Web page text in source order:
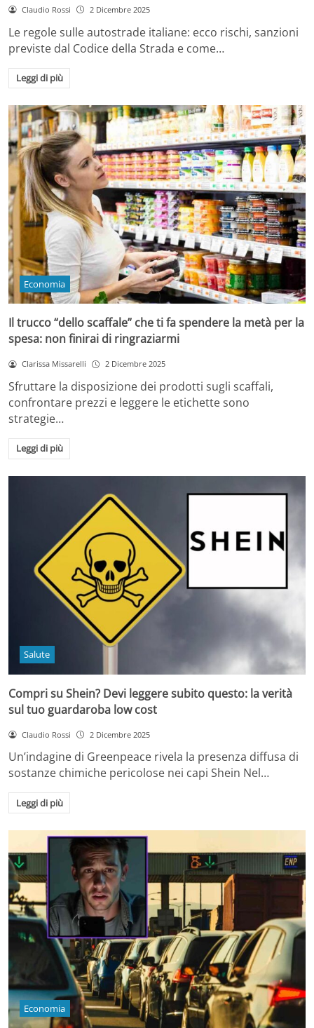
Claudio Rossi 2 Dicembre 2025
Le regole sulle autostrade italiane: ecco rischi, sanzioni
previste dal Codice della Strada e come…
Leggi di più
Economia
Il trucco “dello scaffale” che ti fa spendere la metà per la
spesa: non finirai di ringraziarmi
Clarissa Missarelli 2 Dicembre 2025
Sfruttare la disposizione dei prodotti sugli scaffali,
confrontare prezzi e leggere le etichette sono
strategie…
Leggi di più
Salute
Compri su Shein? Devi leggere subito questo: la verità
sul tuo guardaroba low cost
Claudio Rossi 2 Dicembre 2025
Un’indagine di Greenpeace rivela la presenza diffusa di
sostanze chimiche pericolose nei capi Shein Nel…
Leggi di più
Economia